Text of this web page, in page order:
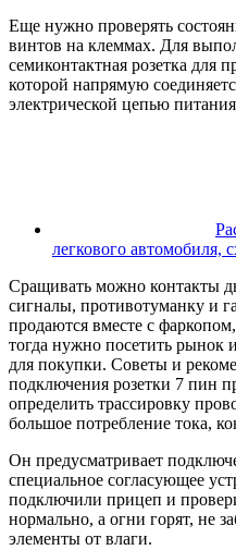
Еще нужно проверять
винтов на клеммах. Для
семиконтактная розетка для
которой напрямую
электрической цепью
легкового автомобиля,
Сращивать можно контакты
сигналы, противотуманку и
продаются вместе с
тогда нужно посетить рынок
для покупки. Советы и
подключения розетки 7 пин
определить трассировку
большое потребление тока,
Он предусматривает
специальное согласующее
подключили прицеп и
нормально, а огни горят, не
элементы от влаги.